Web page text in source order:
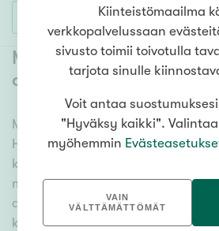
Huoneluku
1h 2h 3h
Asuntotyyppi
Kerros-/luhtitalo
Rivitalo/paritalo
Omakoti-/erillistalo
Maa- tai metsätila
Lisää hakuehtoja
Myytävät mökit ja
asunnot Helsinki
Meiltä löydät myytävät mökit ja
Helsinki Lauttasaari, olitpa
kesämökkiä tai hiihtomajaa. Useat
maan kattava
auttavat sinua löytämään
kaikki myytävät mökit ja vapaa-
Kiinteistömaailma
verkkopalvelussaan
sivusto toimii toivotulla
tarjota sinulle
Voit antaa
"Hyväksy kaikki".
myöhemmin
VAIN
VÄLTTÄMÄTTÖMÄT